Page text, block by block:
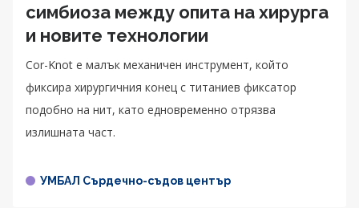
симбиоза между опита на хирурга
и новите технологии
Cor-Knot е малък механичен инструмент, който
фиксира хирургичния конец с титаниев фиксатор
подобно на нит, като едновременно отрязва
излишната част.
УМБАЛ Сърдечно-съдов център